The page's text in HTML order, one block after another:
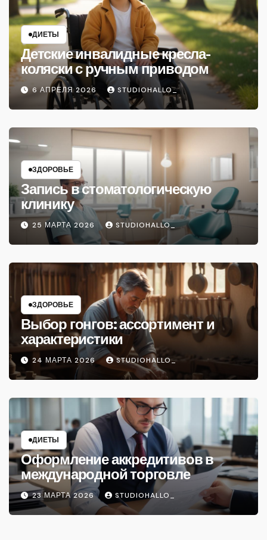
ДИЕТЫ
Детские инвалидные кресла-
коляски с ручным приводом
6 АПРЕЛЯ 2026 STUDIOHALLO_
ЗДОРОВЬЕ
Запись в стоматологическую
клинику
25 МАРТА 2026 STUDIOHALLO_
ЗДОРОВЬЕ
Выбор гонгов: ассортимент и
характеристики
24 МАРТА 2026 STUDIOHALLO_
ДИЕТЫ
Оформление аккредитивов в
международной торговле
23 МАРТА 2026 STUDIOHALLO_